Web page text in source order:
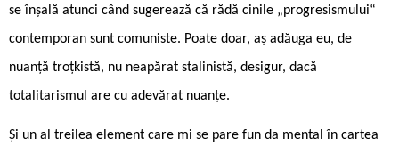
se înșală atunci când sugerează că rădă ­cinile „progresismului“
contemporan sunt comuniste. Poate doar, aș adăuga eu, de
nuanță troțkistă, nu neapărat stalinistă, desigur, dacă
totalitarismul are cu adevărat nuanțe.
Și un al treilea element care mi se pare fun da ­mental în cartea